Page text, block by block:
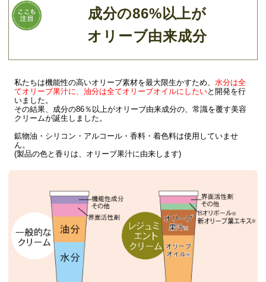
成分の86%以上が
オリーブ由来成分
私たちは機能性の高いオリーブ素材を最大限生かすため、 水分は全
てオリーブ果汁に、油分は全てオリーブオイルにしたいと開発を行
いました。
その結果、成分の86％以上がオリーブ由来成分の、常識を覆す美容
クリームが誕生しました。
鉱物油・シリコン・アルコール・香料・着色料は使用していませ
ん。
(製品の色と香りは、オリーブ果汁に由来します)